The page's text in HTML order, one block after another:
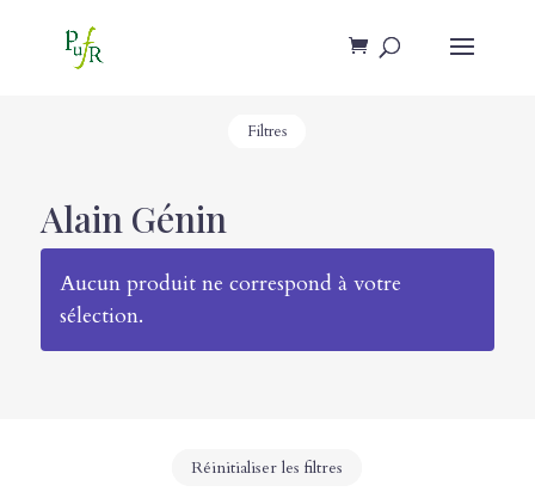
Filtres
Alain Génin
Aucun produit ne correspond à votre
sélection.
Réinitialiser les filtres